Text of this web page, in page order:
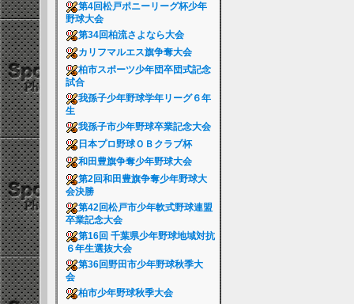
第4回松戸ポニーリーグ杯少年
野球大会
第34回柏流さよなら大会
カリフマルエス旗争奪大会
柏市スポーツ少年団卒団式記念
試合
我孫子少年野球学年リーグ６年
生
我孫子市少年野球卒業記念大会
日本プロ野球ＯＢクラブ杯
和田豊旗争奪少年野球大会
第2回和田豊旗争奪少年野球大
会決勝
第42回松戸市少年軟式野球連盟
卒業記念大会
第16回 千葉県少年野球地域対抗
６年生選抜大会
第36回野田市少年野球秋季大
会
柏市少年野球秋季大会